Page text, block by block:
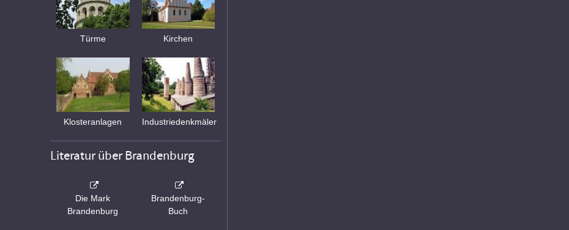
Türme Kirchen
Klosteranlagen Industriedenkmäler
Literatur über Brandenburg
Die Mark
Brandenburg
Brandenburg-
Buch